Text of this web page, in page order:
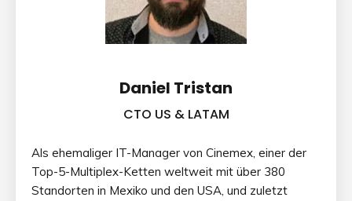
Daniel Tristan
CTO US & LATAM
Als ehemaliger IT-Manager von Cinemex, einer der
Top-5-Multiplex-Ketten weltweit mit über 380
Standorten in Mexiko und den USA, und zuletzt